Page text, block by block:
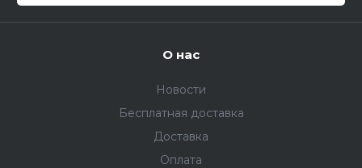
О нас
Новости
Бесплатная доставка
Доставка
Оплата